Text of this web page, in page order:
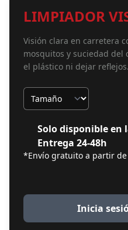
LIMPIADOR
Visión clara en carretera
mosquitos y suciedad del
el plástico ni dejar reflejos.
Tamaño
Solo disponible en
Entrega 24-48h
*Envío gratuito a partir de
Inicia